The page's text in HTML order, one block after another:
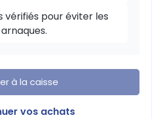
vérifiés pour éviter les
arnaques.
à la caisse
vos achats